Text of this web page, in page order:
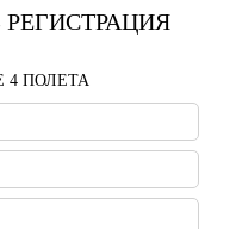
РЕГИСТРАЦИЯ
4 ПОЛЕТА